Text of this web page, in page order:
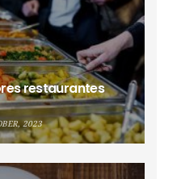
restaurantes
2023